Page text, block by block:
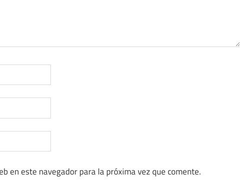
en este navegador para la próxima vez que comente.